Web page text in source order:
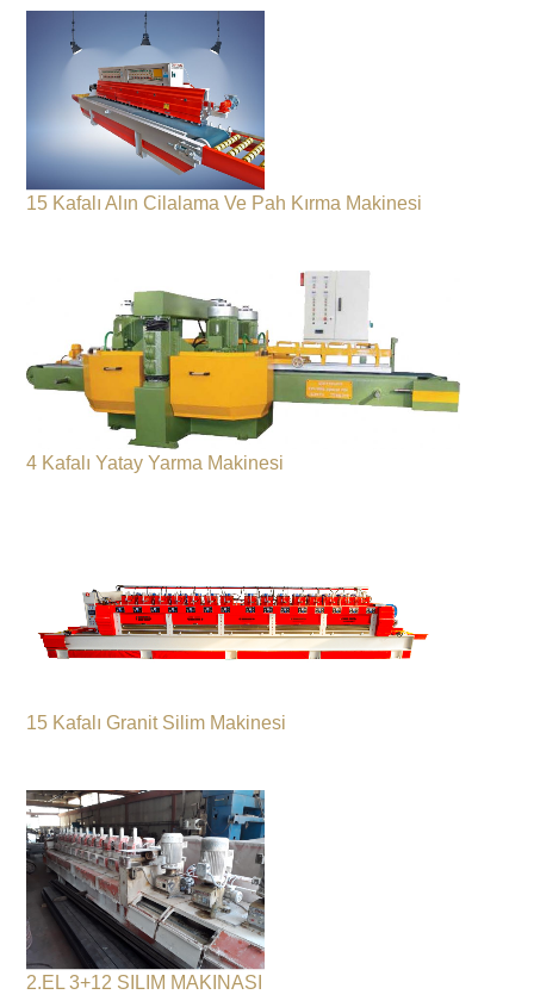
15 Kafalı Alın Cilalama Ve Pah Kırma Makinesi
4 Kafalı Yatay Yarma Makinesi
15 Kafalı Granit Silim Makinesi
2.EL 3+12 SILIM MAKINASI